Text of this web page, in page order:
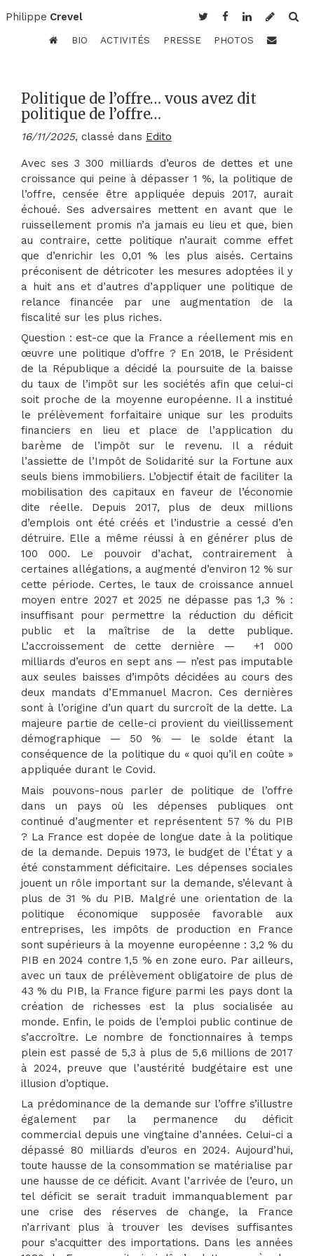
Philippe Crevel
BIO ACTIVITÉS PRESSE PHOTOS
Politique de l’offre… vous avez dit
politique de l’offre…
16/11/2025, classé dans Edito
Avec ses 3 300 milliards d’euros de dettes et une
croissance qui peine à dépasser 1 %, la politique de
l’offre, censée être appliquée depuis 2017, aurait
échoué. Ses adversaires mettent en avant que le
ruissellement promis n’a jamais eu lieu et que, bien
au contraire, cette politique n’aurait comme effet
que d’enrichir les 0,01 % les plus aisés. Certains
préconisent de détricoter les mesures adoptées il y
a huit ans et d’autres d’appliquer une politique de
relance financée par une augmentation de la
fiscalité sur les plus riches.
Question : est-ce que la France a réellement mis en
œuvre une politique d’offre ? En 2018, le Président
de la République a décidé la poursuite de la baisse
du taux de l’impôt sur les sociétés afin que celui-ci
soit proche de la moyenne européenne. Il a institué
le prélèvement forfaitaire unique sur les produits
financiers en lieu et place de l’application du
barème de l’impôt sur le revenu. Il a réduit
l’assiette de l’Impôt de Solidarité sur la Fortune aux
seuls biens immobiliers. L’objectif était de faciliter la
mobilisation des capitaux en faveur de l’économie
dite réelle. Depuis 2017, plus de deux millions
d’emplois ont été créés et l’industrie a cessé d’en
détruire. Elle a même réussi à en générer plus de
100 000. Le pouvoir d’achat, contrairement à
certaines allégations, a augmenté d’environ 12 % sur
cette période. Certes, le taux de croissance annuel
moyen entre 2027 et 2025 ne dépasse pas 1,3 % :
insuffisant pour permettre la réduction du déficit
public et la maîtrise de la dette publique.
L’accroissement de cette dernière — +1 000
milliards d’euros en sept ans — n’est pas imputable
aux seules baisses d’impôts décidées au cours des
deux mandats d’Emmanuel Macron. Ces dernières
sont à l’origine d’un quart du surcroît de la dette. La
majeure partie de celle-ci provient du vieillissement
démographique — 50 % — le solde étant la
conséquence de la politique du « quoi qu’il en coûte »
appliquée durant le Covid.
Mais pouvons-nous parler de politique de l’offre
dans un pays où les dépenses publiques ont
continué d’augmenter et représentent 57 % du PIB
? La France est dopée de longue date à la politique
de la demande. Depuis 1973, le budget de l’État y a
été constamment déficitaire. Les dépenses sociales
jouent un rôle important sur la demande, s’élevant à
plus de 31 % du PIB. Malgré une orientation de la
politique économique supposée favorable aux
entreprises, les impôts de production en France
sont supérieurs à la moyenne européenne : 3,2 % du
PIB en 2024 contre 1,5 % en zone euro. Par ailleurs,
avec un taux de prélèvement obligatoire de plus de
43 % du PIB, la France figure parmi les pays dont la
création de richesses est la plus socialisée au
monde. Enfin, le poids de l’emploi public continue de
s’accroître. Le nombre de fonctionnaires à temps
plein est passé de 5,3 à plus de 5,6 millions de 2017
à 2024, preuve que l’austérité budgétaire est une
illusion d’optique.
La prédominance de la demande sur l’offre s’illustre
également par la permanence du déficit
commercial depuis une vingtaine d’années. Celui-ci a
dépassé 80 milliards d’euros en 2024. Aujourd’hui,
toute hausse de la consommation se matérialise par
une hausse de ce déficit. Avant l’arrivée de l’euro, un
tel déficit se serait traduit immanquablement par
une crise des réserves de change, la France
n’arrivant plus à trouver les devises suffisantes
pour s’acquitter des importations. Dans les années